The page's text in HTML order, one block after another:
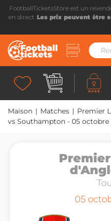
FootballTicketsStore est un
en direct. Les prix peuvent être
Maison | Matches | Premier
vs Southampton - 05 octobre
05